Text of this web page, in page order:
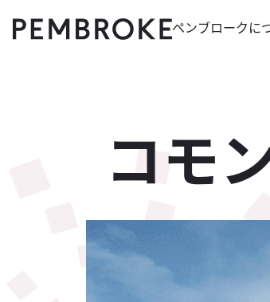
Skip
ペンブロークに​
コモ